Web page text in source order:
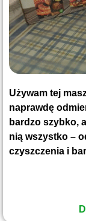
Używam tej
naprawdę
bardzo szybko,
nią wszystko –
czyszczenia i